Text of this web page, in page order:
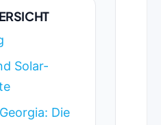
Solar-
Die